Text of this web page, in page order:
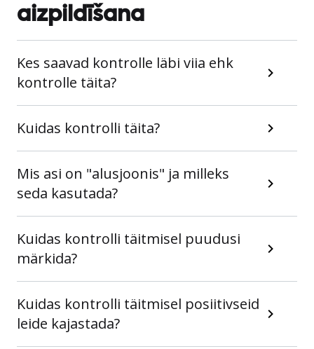
aizpildīšana
Kes saavad kontrolle läbi viia ehk
kontrolle täita?
Kuidas kontrolli täita?
Mis asi on "alusjoonis" ja milleks
seda kasutada?
Kuidas kontrolli täitmisel puudusi
märkida?
Kuidas kontrolli täitmisel posiitivseid
leide kajastada?